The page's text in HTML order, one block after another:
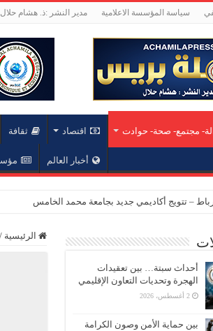
سياسة المؤسسة الاعلامية مدير النشر :ذ. هشام حلال
مجتمع- صحة- حوادت اقتصاد ثقافة
أخبار العالم
– تتويج أكاديمي جديد بجامعة محمد الخامس
الرئيسية /
أحداث سبتة… بين تعقيدات
الهجرة وتحديات التعاون الإقليمي
2 أغسطس، 2026
بين حماية الأمن وصون الكرامة